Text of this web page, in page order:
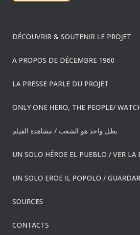
DÉCOUVRIR & SOUTENIR LE PROJET
A PROPOS DE DÉCEMBRE 1960
LA PRESSE PARLE DU PROJET
ONLY ONE HERO, THE PEOPLE/
بطل واحد هو الشعب / مشاهدة الفيلم
UN SOLO HÉROE EL PUEBLO / VER LA
UN SOLO EROE IL POPOLO /
SOURCES
CONTACTS